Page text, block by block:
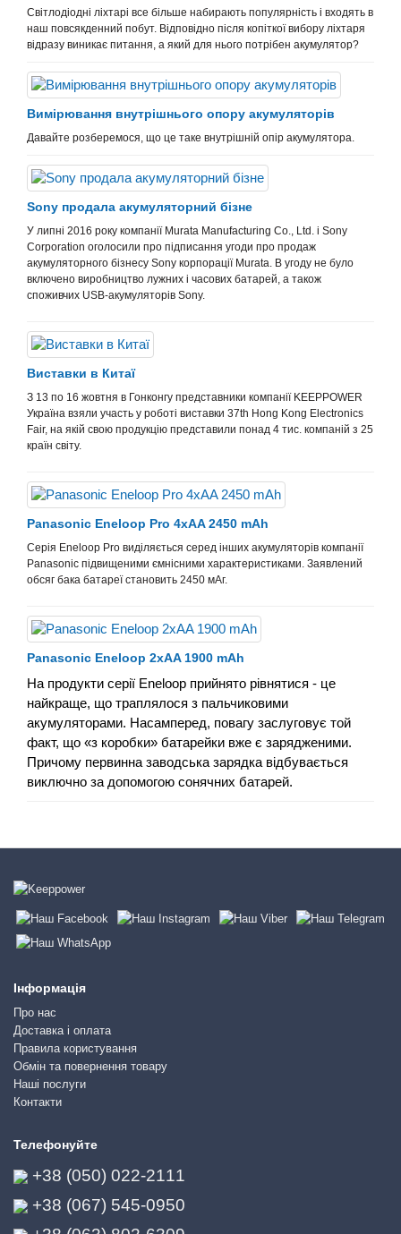
Світлодіодні ліхтарі все більше набирають популярність і входять в
наш повсякденний побут. Відповідно після копіткої вибору ліхтаря
відразу виникає питання, а який для нього потрібен акумулятор?
Вимірювання внутрішнього опору акумуляторів
Давайте розберемося, що це таке внутрішній опір акумулятора.
Sony продала акумуляторний бізне
У липні 2016 року компанії Murata Manufacturing Co., Ltd. і Sony
Corporation оголосили про підписання угоди про продаж
акумуляторного бізнесу Sony корпорації Murata. В угоду не було
включено виробництво лужних і часових батарей, а також
споживчих USB-акумуляторів Sony.
Виставки в Китаї
З 13 по 16 жовтня в Гонконгу представники компанії KEEPPOWER
Україна взяли участь у роботі виставки 37th Hong Kong Electronics
Fair, на якій свою продукцію представили понад 4 тис. компаній з 25
країн світу.
Panasonic Eneloop Pro 4xAA 2450 mAh
Серія Eneloop Pro виділяється серед інших акумуляторів компанії
Panasonic підвищеними ємнісними характеристиками. Заявлений
обсяг бака батареї становить 2450 мАг.
Panasonic Eneloop 2xAA 1900 mAh
На продукти серії Eneloop прийнято рівнятися - це
найкраще, що траплялося з пальчиковими
акумуляторами. Насамперед, повагу заслуговує той
факт, що «з коробки» батарейки вже є зарядженими.
Причому первинна заводська зарядка відбувається
виключно за допомогою сонячних батарей.
Інформація
Про нас
Доставка і оплата
Правила користування
Обмін та повернення товару
Наші послуги
Контакти
Телефонуйте
+38 (050) 022-2111
+38 (067) 545-0950